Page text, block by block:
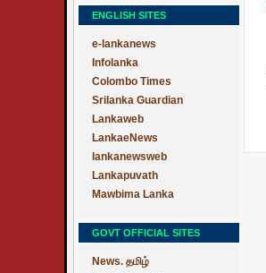
ENGLISH SITES
e-lankanews
Infolanka
Colombo Times
Srilanka Guardian
Lankaweb
LankaeNews
lankanewsweb
Lankapuvath
Mawbima Lanka
GOVT OFFICIAL SITES
News. தமிழ்